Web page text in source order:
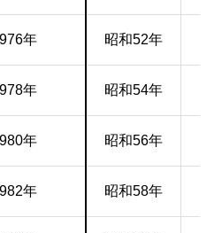
年 昭和52年
年 昭和54年
年 昭和56年
年 昭和58年